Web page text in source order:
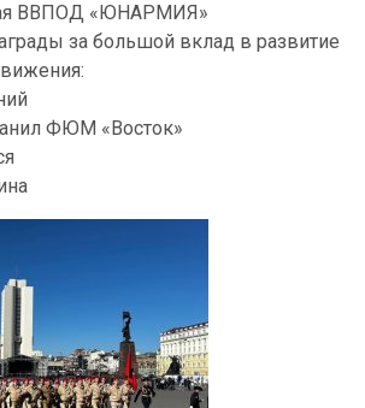
ВВПОД «ЮНАРМИЯ»
за большой вклад в развитие
ФЮМ «Восток»